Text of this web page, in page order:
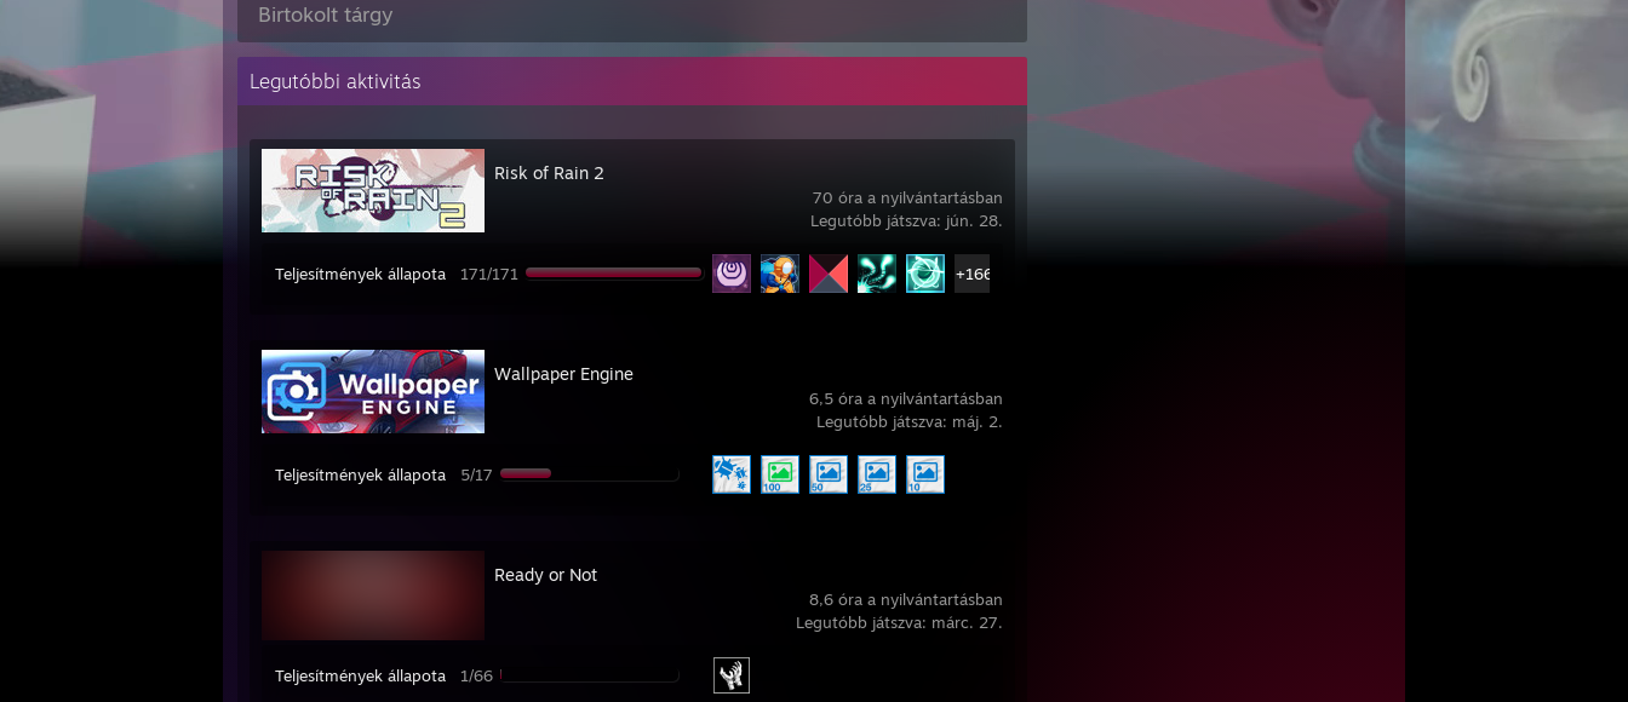
Birtokolt tárgy
Legutóbbi aktivitás
70 óra a nyilvántartásban
Legutóbb játszva: jún. 28.
Risk of Rain 2
Teljesítmények állapota 171/171 +166
6,5 óra a nyilvántartásban
Legutóbb játszva: máj. 2.
Wallpaper Engine
Teljesítmények állapota 5/17
8,6 óra a nyilvántartásban
Legutóbb játszva: márc. 27.
Ready or Not
Teljesítmények állapota 1/66